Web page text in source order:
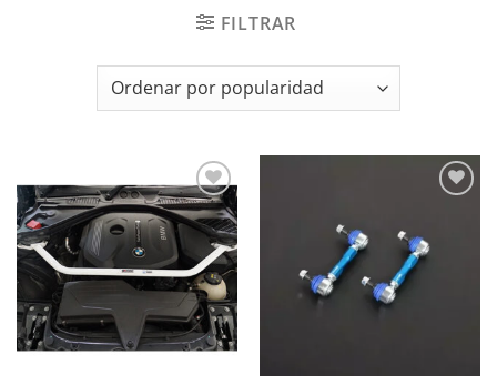
FILTRAR
Añadir
a la
lista de
deseos
lista de
deseos